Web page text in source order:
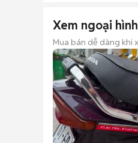
Xem ngoại
Mua bán dễ dàng khi